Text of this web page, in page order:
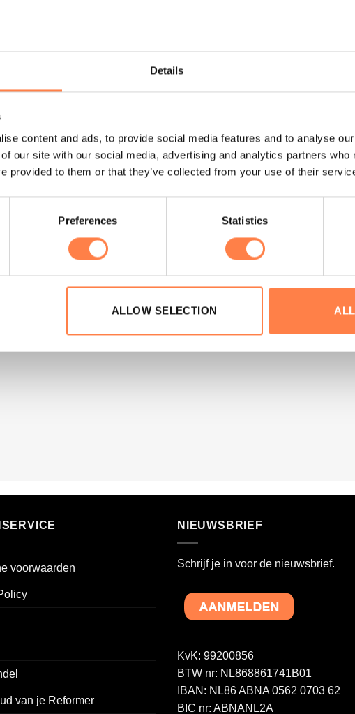
Details
content and ads, to provide social media features and to analyse
our site with our social media, advertising and analytics partners who
provided to them or that they’ve collected from your use of their
Preferences Statistics
ALLOW SELECTION
voorwaarden
van je Reformer
NIEUWSBRIEF
Schrijf je in voor de nieuwsbrief.
KvK: 99200856
BTW nr: NL868861741B01
IBAN: NL86 ABNA 0562 0703 62
BIC nr: ABNANL2A